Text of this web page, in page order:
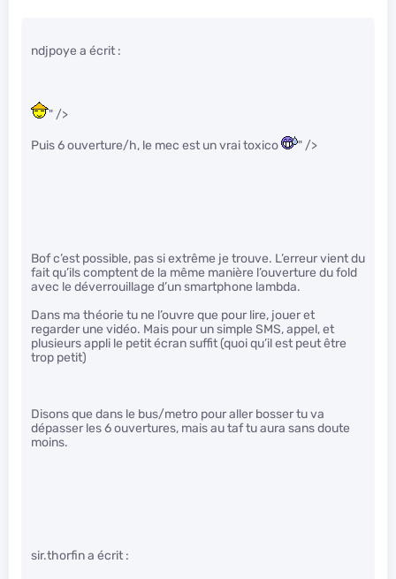
ndjpoye a écrit :
" />
Puis 6 ouverture/h, le mec est un vrai toxico " />
Bof c’est possible, pas si extrême je trouve. L’erreur vient du
fait qu’ils comptent de la même manière l’ouverture du fold
avec le déverrouillage d’un smartphone lambda.
Dans ma théorie tu ne l’ouvre que pour lire, jouer et
regarder une vidéo. Mais pour un simple SMS, appel, et
plusieurs appli le petit écran suffit (quoi qu’il est peut être
trop petit)
Disons que dans le bus/metro pour aller bosser tu va
dépasser les 6 ouvertures, mais au taf tu aura sans doute
moins.
sir.thorfin a écrit :